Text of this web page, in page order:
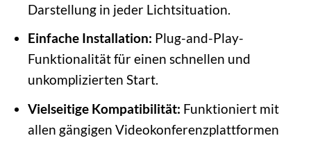
Darstellung in jeder Lichtsituation.
Einfache Installation: Plug-and-Play-
Funktionalität für einen schnellen und
unkomplizierten Start.
Vielseitige Kompatibilität: Funktioniert mit
allen gängigen Videokonferenzplattformen